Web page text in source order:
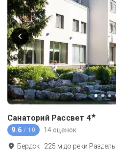
Санаторий Рассвет 4★
9.6 / 10 14 оценок
Бердск · 225 м до реки